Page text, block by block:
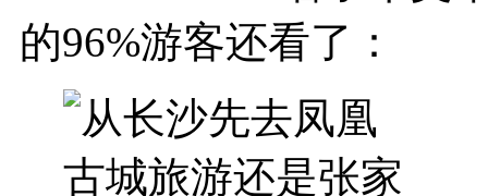
的96%游客还看了：